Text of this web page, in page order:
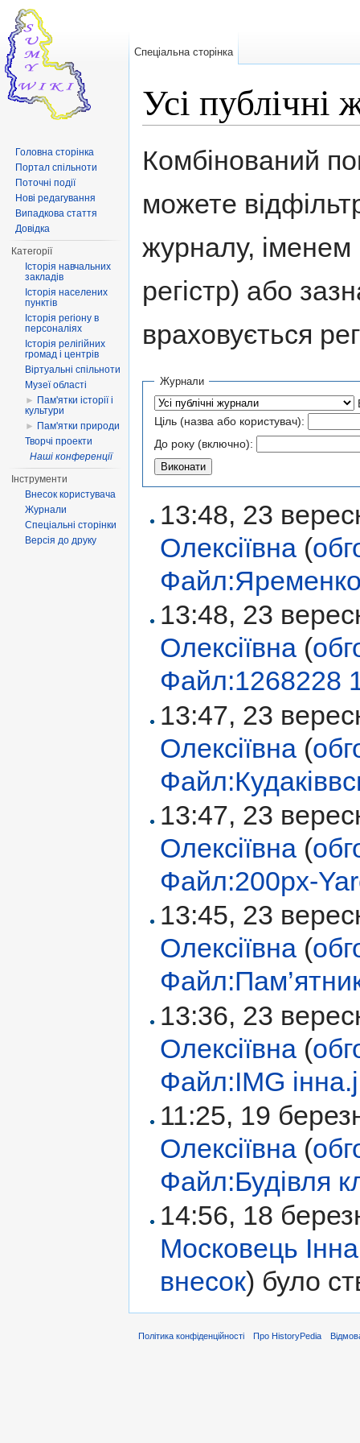
Усі публічні
Комбінований
можете
журналу, іменем
регістр) або
враховується
Журнали
Ціль (назва або користувач):
До року (включно):
13:48, 23
Олексіївна (
13:48, 23
Олексіївна (
Файл:1268228
13:47, 23
Олексіївна (
13:47, 23
Олексіївна (
Файл:200px-
13:45, 23
Олексіївна (
13:36, 23
Олексіївна (
Файл:IMG
11:25, 19
Олексіївна (
Файл:Будівля
14:56, 18
Московець
внесок) було
Спеціальна сторінка
Головна сторінка
Портал спільноти
Поточні події
Нові редагування
Випадкова стаття
Довідка
Категорії
Історія навчальних
закладів
Історія населених
пунктів
Історія регіону в
персоналіях
Історія релігійних
громад і центрів
Віртуальні спільноти
Музеї області
► Пам'ятки історії і
культури
► Пам'ятки природи
Творчі проекти
Наші конференції
Інструменти
Внесок користувача
Журнали
Спеціальні сторінки
Версія до друку
Політика конфіденційності Про HistoryPedia